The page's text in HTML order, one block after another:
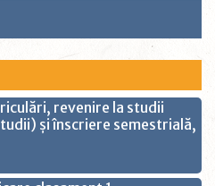
revenire la studii
și înscriere semestrială,